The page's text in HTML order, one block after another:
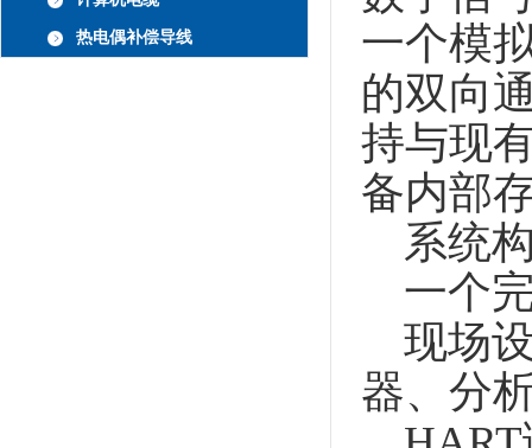
热电偶补偿导线
一个模
的双向
持与现
备内部
系统
一个
现场设
器、分